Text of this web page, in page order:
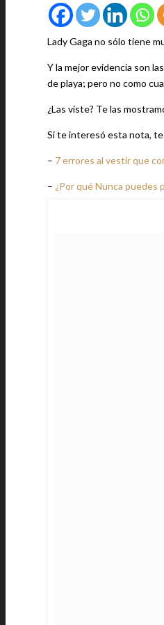
Lady Gaga no sólo tiene
Y la mejor evidencia son
de playa; pero no como
¿Las viste? Te las
Si te interesó esta nota,
– 7 errores al vestir que
– ¿Por qué Nunca puedes